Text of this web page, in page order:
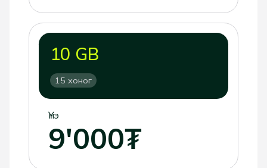
10 GB
15 хоног
Үнэ
9'000₮